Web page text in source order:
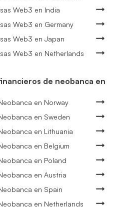
Web3 en India
Web3 en Germany
Web3 en Japan
Web3 en Netherlands
de neobanca en
en Norway
en Sweden
en Lithuania
en Belgium
en Poland
en Austria
en Spain
en Netherlands